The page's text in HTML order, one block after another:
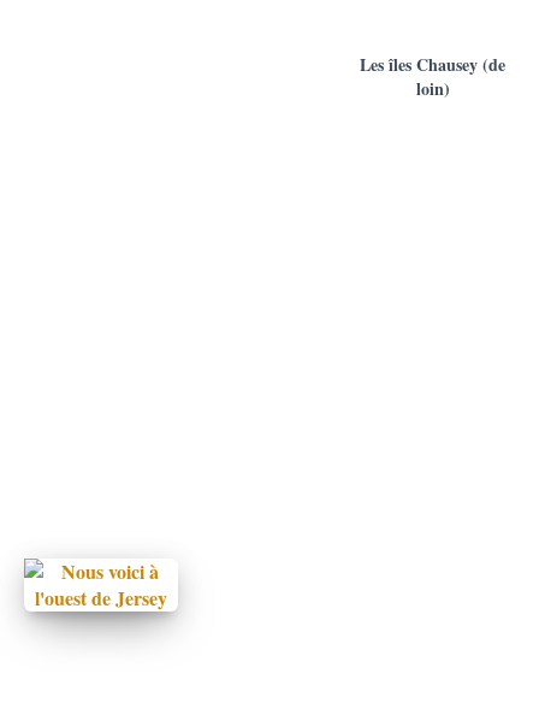
Les îles Chausey (de
loin)